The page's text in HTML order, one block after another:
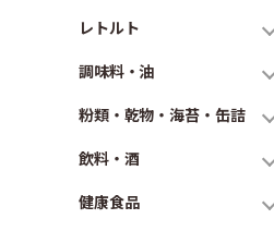
レトルト
調味料・油
粉類・乾物・海苔・缶詰
飲料・酒
健康食品